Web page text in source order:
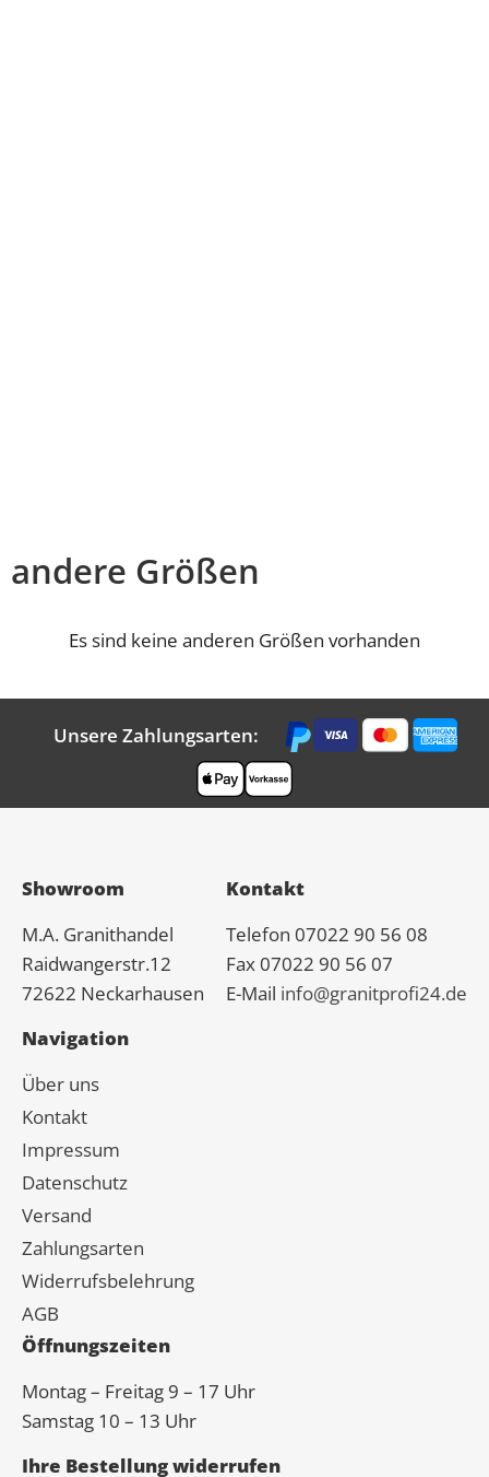
andere Größen
Es sind keine anderen Größen vorhanden
Unsere Zahlungsarten:
Showroom
M.A. Granithandel
Raidwangerstr.12
72622 Neckarhausen
Kontakt
Telefon 07022 90 56 08
Fax 07022 90 56 07
E-Mail info@granitprofi24.de
Navigation
Über uns
Kontakt
Impressum
Datenschutz
Versand
Zahlungsarten
Widerrufsbelehrung
AGB
Öffnungszeiten
Montag – Freitag 9 – 17 Uhr
Samstag 10 – 13 Uhr
Ihre Bestellung widerrufen